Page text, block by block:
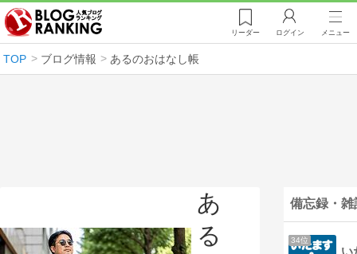
リーダー ログイン メニュー
TOP ブログ情報 あるのおはなし帳
あ
る
備忘録・
34位